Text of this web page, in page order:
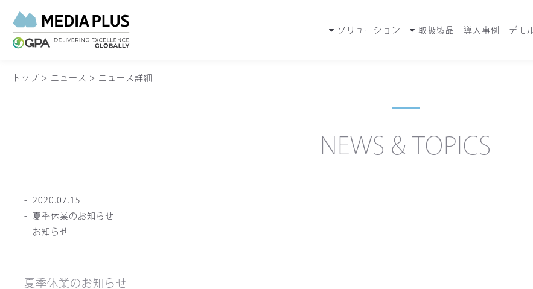
ソリューション 取扱製品 導入事例 デモ
トップ > ニュース > ニュース詳細
NEWS & TOPICS
2020.07.15
夏季休業のお知らせ
お知らせ
夏季休業のお知らせ